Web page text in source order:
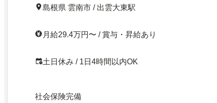
島根県 雲南市 / 出雲大東駅
月給29.4万円〜 / 賞与・昇給あり
土日休み / 1日4時間以内OK
社会保険完備